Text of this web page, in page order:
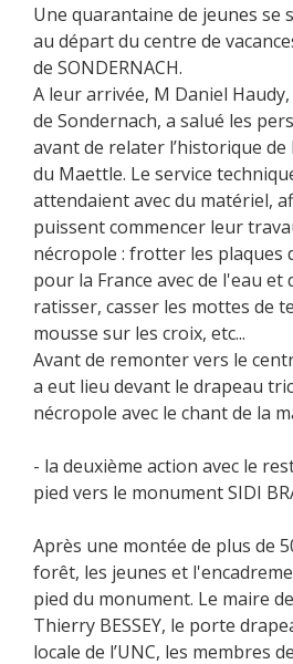
Une quarantaine de jeunes se
au départ du centre de
de SONDERNACH.
A leur arrivée, M Daniel
de Sondernach, a salué les
avant de relater l’historique
du Maettle. Le service
attendaient avec du matériel,
puissent commencer leur
nécropole : frotter les plaques
pour la France avec de l'eau et
ratisser, casser les mottes de
mousse sur les croix, etc...
Avant de remonter vers le
a eut lieu devant le drapeau
nécropole avec le chant de la
- la deuxième action avec le
pied vers le monument SIDI
Après une montée de plus de
forêt, les jeunes et
pied du monument. Le maire
Thierry BESSEY, le porte
locale de l’UNC, les membres